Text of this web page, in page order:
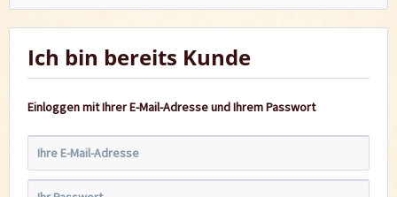
Ich bin bereits Kunde
Einloggen mit Ihrer E-Mail-Adresse und Ihrem Passwort